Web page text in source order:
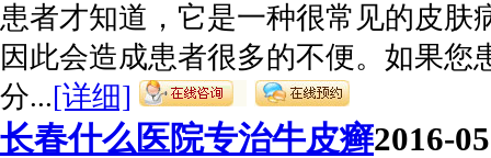
患者才知道，它是一种很常见的皮肤
因此会造成患者很多的不便。如果您
分...[详细]
长春什么医院专治牛皮癣2016-